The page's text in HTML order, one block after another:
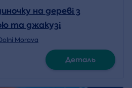
на дереві з
та джакузі
Morava
Деталь